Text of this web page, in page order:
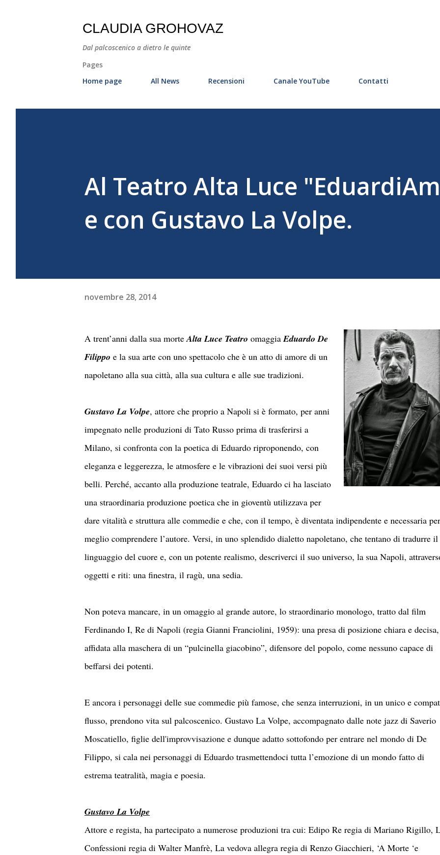
CLAUDIA GROHOVAZ
Dal palcoscenico a dietro le quinte
Pages
Home page
All News Recensioni Canale YouTube Contatti
Al Teatro Alta Luce
e con Gustavo La Volpe.
novembre 28, 2014
A trent’anni dalla sua morteAlta Luce Teatro omaggiaEduardo De
Filippo e la sua arte con uno spettacolo che è un atto di amore di un
napoletano alla sua città, alla sua cultura e alle sue tradizioni.
Gustavo La Volpe, attore che proprio a Napoli si è formato, per anni
impegnato nelle produzioni di Tato Russo prima di trasferirsi a
Milano, si confronta con la poetica di Eduardo riproponendo, con
eleganza e leggerezza, le atmosfere e le vibrazioni dei suoi versi più
belli. Perché, accanto alla produzione teatrale, Eduardo ci ha lasciato
una straordinaria produzione poetica che in gioventù utilizzava per
dare vitalità e struttura alle commedie e che, con il tempo, è diventata indipendente e necessaria per
meglio comprendere l’autore. Versi, in uno splendido dialetto napoletano, che tentano di tradurre il
linguaggio del cuore e, con un potente realismo, descriverci il suo universo, la sua Napoli,
oggetti e riti: una finestra, il ragù, una sedia.
Non poteva mancare, in un omaggio al grande autore, lo straordinario monologo, tratto dal film
Ferdinando I, Re di Napoli (regia Gianni Franciolini, 1959): una presa di posizione chiara e decisa,
affidata alla maschera di un “pulcinella giacobino”, difensore del popolo, come nessuno capace di
beffarsi dei potenti.
E ancora i personaggi delle sue commedie più famose, che senza interruzioni, in un unico e
flusso, prendono vita sul palcoscenico. Gustavo La Volpe, accompagnato dalle note jazz di Saverio
Moscatiello, figlie dell'improvvisazione e dunque adatto sottofondo per entrare nel mondo di De
Filippo, si cala nei personaggi di Eduardo trasmettendoci tutta l’emozione di un mondo fatto di
estrema teatralità, magia e poesia.
Gustavo La Volpe
Attore e regista, ha partecipato a numerose produzioni tra cui: Edipo Re regia di Mariano Rigillo,
Confessioni regia di Walter Manfrè, La vedova allegra regia di Renzo Giacchieri, ‘A Morte ‘e